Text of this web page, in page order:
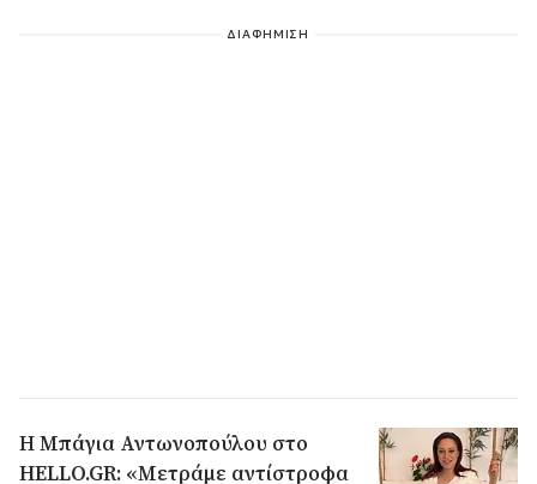
ΔΙΑΦΗΜΙΣΗ
Η Μπάγια Αντωνοπούλου στο
HELLO.GR: «Μετράμε αντίστροφα